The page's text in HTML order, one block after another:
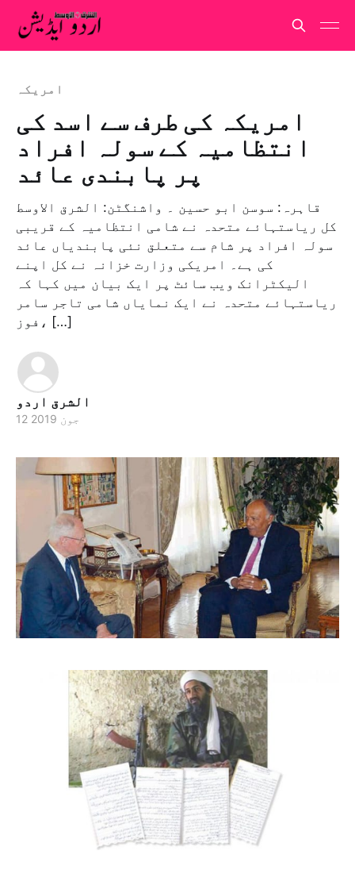
امريكہ
امریکہ کی طرف سے اسد کی
انتظامیہ کے سولہ افراد
پر پابندی عائد
قاہرہ: سوسن ابو حسین ۔ واشنگٹن: الشرق الاوسط
کل ریاستہائے متحدہ نے شامی انتظامیہ کے قریبی
سولہ افراد پر شام سے متعلق نئی پابندیاں عائد
کی ہے۔ امریکی وزارت خزانہ نے کل اپنے
الیکٹرانک ویب سائٹ پر ایک بیان میں کہا کہ
ریاستہائے متحدہ نے ایک نمایاں شامی تاجر سامر
فوز، […]
الشرق اردو
12 جون 2019